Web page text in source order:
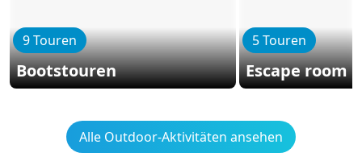
9 Touren
Bootstouren
5 Touren
Escape room
Alle Outdoor-Aktivitäten ansehen